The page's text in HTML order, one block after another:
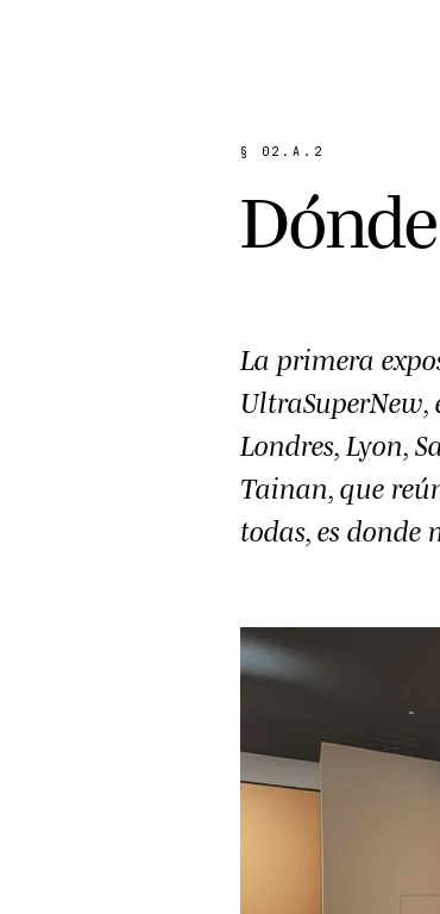
§ 0 2 .A . 2
Dónde
La primera
UltraSuperNew,
Londres, Lyon,
Tainan, que
todas, es donde